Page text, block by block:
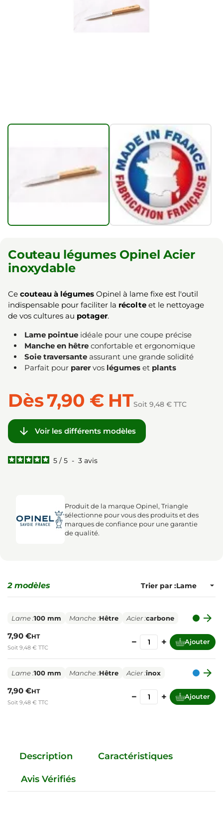
Couteau légumes Opinel Acier
inoxydable
Ce couteau à légumes Opinel à lame fixe est l'outil
indispensable pour faciliter la récolte et le nettoyage
de vos cultures au potager.
Lame pointue idéale pour une coupe précise
Manche en hêtre confortable et ergonomique
Soie traversante assurant une grande solidité
Parfait pour parer vos légumes et plants
Dès7,90 € HTSoit 9,48 € TTC
 Voir les différents modèles
5 / 5 - 3 avis
Produit de la marque Opinel, Triangle
sélectionne pour vous des produits et des
marques de confiance pour une garantie
de qualité.
2 modèles Trier par :
Lame :100 mm Manche :Hêtre Acier :carbone 
7,90 €HT
Soit 9,48 € TTC
− + Ajouter
Lame :100 mm Manche :Hêtre Acier :inox 
7,90 €HT
Soit 9,48 € TTC
− + Ajouter
Description Caractéristiques
Avis Vérifiés